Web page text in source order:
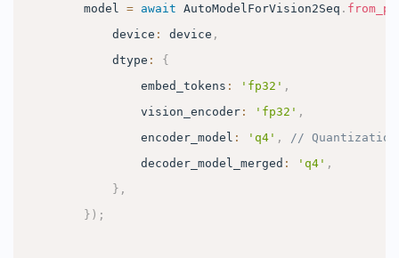
        model
= await AutoModelForVision2Seq .
            device
: device ,
            dtype
:
{
                embed_tokens
: 'fp32' ,
                vision_encoder
: 'fp32' ,
                encoder_model
: 'q4' ,
//
                decoder_model_merged
: 'q4' ,
} ,
} ) ;